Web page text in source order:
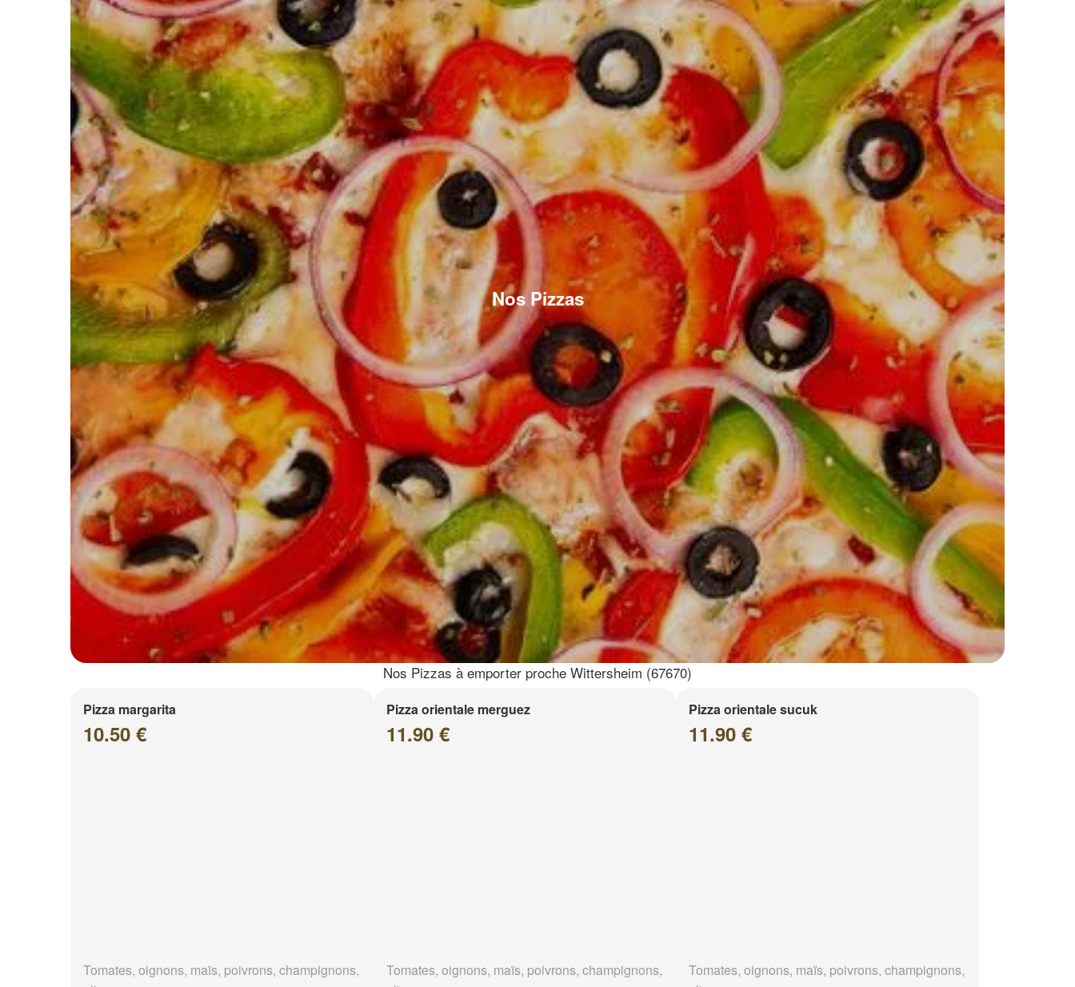
Nos Pizzas
Nos Pizzas à emporter proche Wittersheim (67670)
Pizza margarita
10.50 €
Tomates, oignons, maïs, poivrons, champignons,
Pizza orientale merguez
11.90 €
Tomates, oignons, maïs, poivrons, champignons,
Pizza orientale sucuk
11.90 €
Tomates, oignons, maïs, poivrons, champignons,